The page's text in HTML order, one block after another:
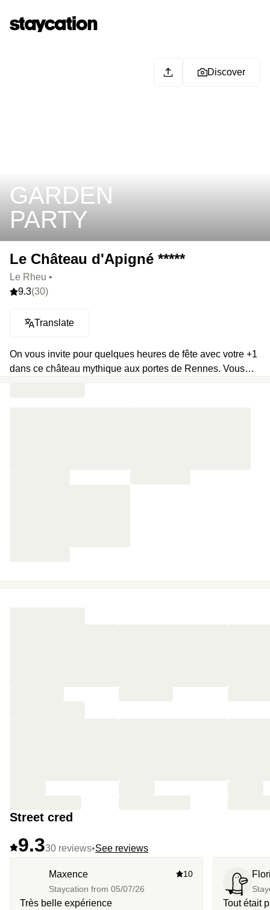
GARDEN
PARTY
Discover
Le Château d'Apigné *****
Le Rheu •
9.3(30)
Translate
On vous invite pour quelques heures de fête avec votre +1
dans ce château mythique aux portes de Rennes. Vous
Street cred
9.330 reviews•See reviews
Maxence
Staycation from 05/07/26
10
Très belle expérience Tout était